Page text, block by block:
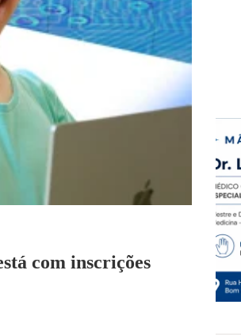
com inscrições